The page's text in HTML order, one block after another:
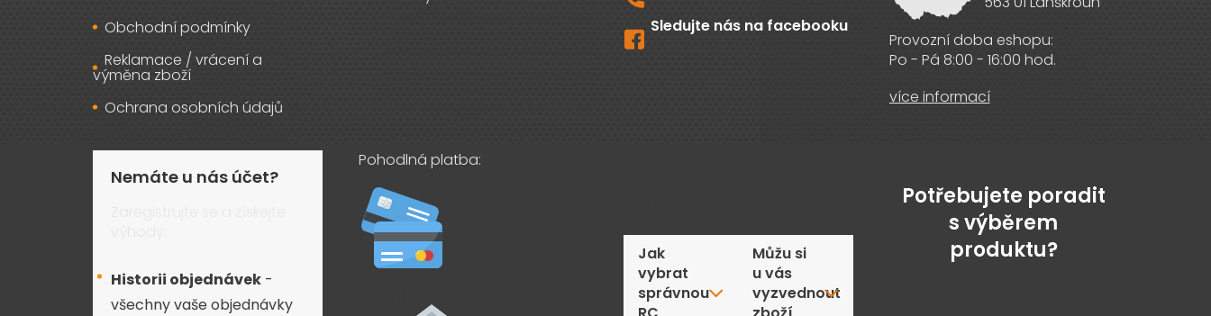
Obchodní podmínky
Reklamace / vrácení a
výměna zboží
Ochrana osobních údajů
Sledujte nás na facebooku
Provozní doba eshopu:
Po - Pá 8:00 - 16:00 hod.
více informací
Nemáte u nás účet?
Historii objednávek -
všechny vaše objednávky
Pohodlná platba:
Jak
vybrat
správnou
Můžu si
u vás
vyzvednout
Potřebujete poradit
s výběrem
produktu?